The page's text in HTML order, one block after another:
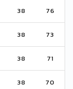
38 76
38 73
38 71
38 70